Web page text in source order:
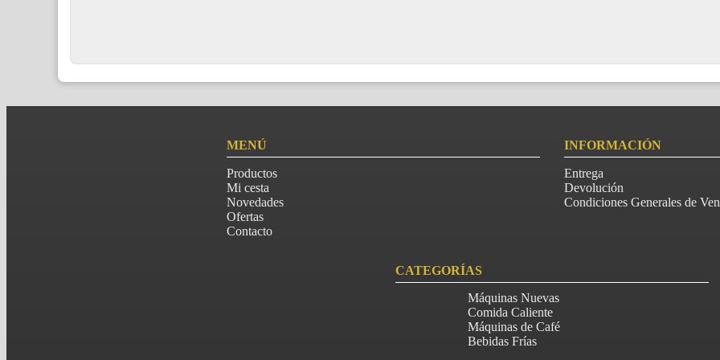
MENÚ
Productos
Mi cesta
Novedades
Ofertas
Contacto
INFORMACIÓN
Entrega
Devolución
Condiciones Generales de
CATEGORÍAS
Máquinas Nuevas
Comida Caliente
Máquinas de Café
Bebidas Frías